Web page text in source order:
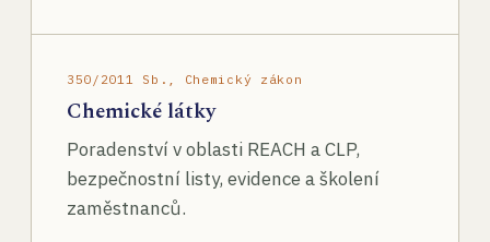
350/2011 Sb., Chemický zákon
Chemické látky
Poradenství v oblasti REACH a CLP,
bezpečnostní listy, evidence a školení
zaměstnanců.